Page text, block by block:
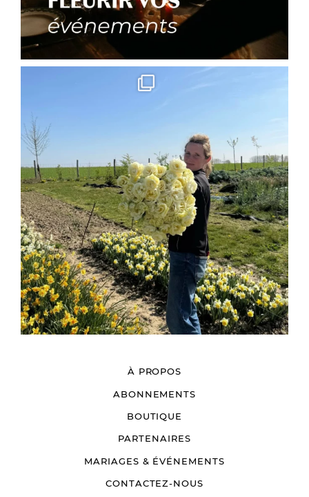
À PROPOS
ABONNEMENTS
BOUTIQUE
PARTENAIRES
MARIAGES & ÉVÉNEMENTS
CONTACTEZ-NOUS